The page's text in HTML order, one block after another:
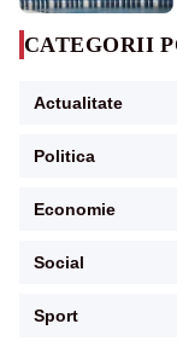
CATEGORII
Actualitate
Politica
Economie
Social
Sport